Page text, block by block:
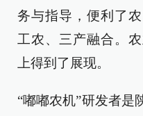
务与指导，便利了
工农、三产融合。
上得到了展现。
“嘟嘟农机”研发者是